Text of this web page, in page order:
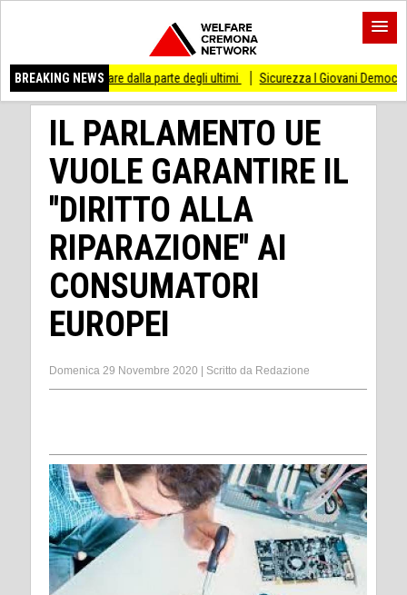
BREAKING NEWS
stare dalla parte degli ultimi Sicurezza I Giovani Democratici ribattono ai
IL PARLAMENTO UE
VUOLE GARANTIRE IL
''DIRITTO ALLA
RIPARAZIONE'' AI
CONSUMATORI
EUROPEI
Domenica 29 Novembre 2020 Scritto da Redazione